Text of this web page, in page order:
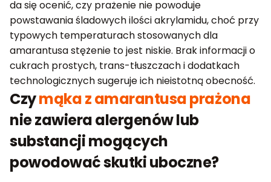
da się ocenić, czy prażenie nie powoduje
powstawania śladowych ilości akrylamidu, choć przy
typowych temperaturach stosowanych dla
amarantusa stężenie to jest niskie. Brak informacji o
cukrach prostych, trans-tłuszczach i dodatkach
technologicznych sugeruje ich nieistotną obecność.
Czymąka z amarantusa prażona
nie zawiera alergenów lub
substancji mogących
powodować skutki uboczne?